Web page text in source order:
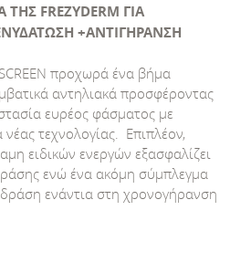
FREZYDERM ΓΙΑ
+ΑΝΤΙΓΗΡΑΝΣΗ
προχωρά ένα βήμα
αντηλιακά προσφέροντας
ευρέος φάσματος με
τεχνολογίας. Eπιπλέον,
ειδικών ενεργών εξασφαλίζει
ενώ ένα ακόμη σύμπλεγμα
ενάντια στη χρονογήρανση